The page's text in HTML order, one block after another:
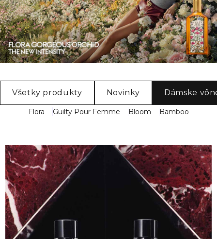
Všetky produkty Novinky Dámske
Flora Guilty Pour Femme Bloom Bamboo